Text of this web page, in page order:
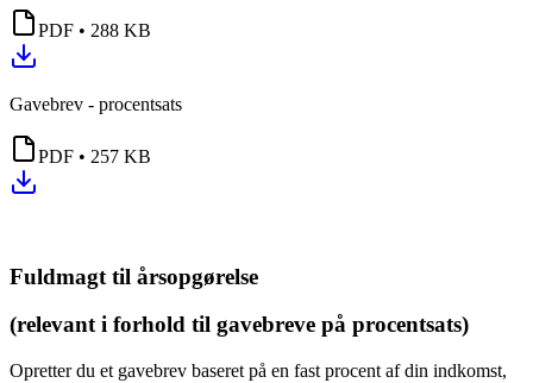
PDF • 288 KB
Gavebrev - procentsats
PDF • 257 KB
Fuldmagt til årsopgørelse
(relevant i forhold til gavebreve på procentsats)
Opretter du et gavebrev baseret på en fast procent af din indkomst,